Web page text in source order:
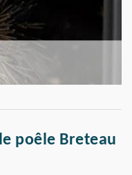
poêle Breteau